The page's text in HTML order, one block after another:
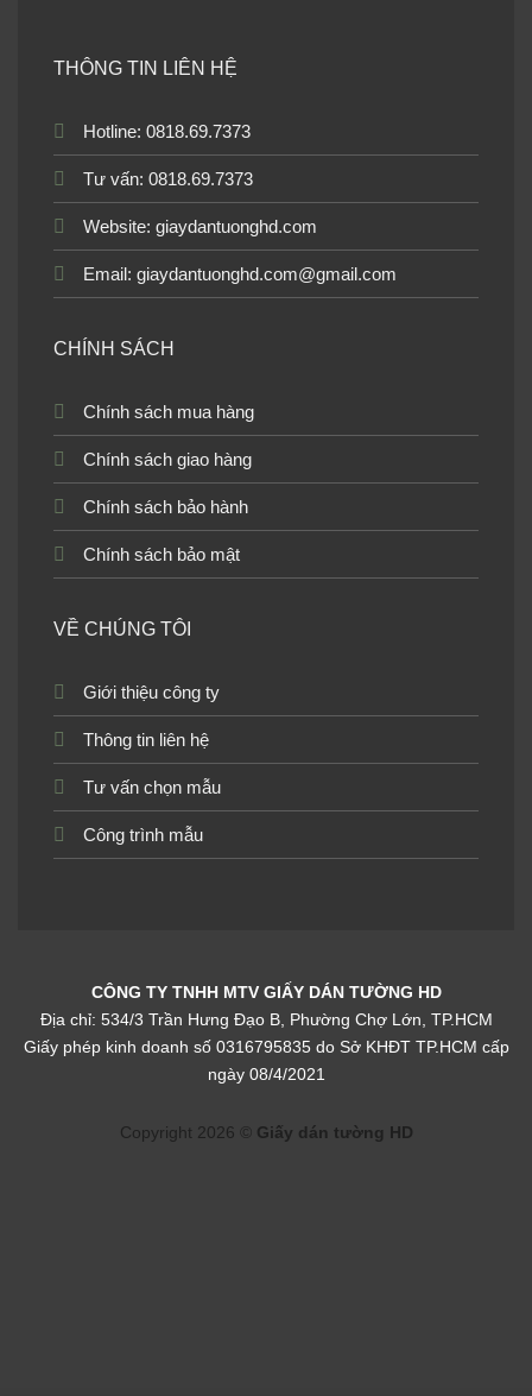
THÔNG TIN LIÊN HỆ
Hotline: 0818.69.7373
Tư vấn: 0818.69.7373
Website: giaydantuonghd.com
Email: giaydantuonghd.com@gmail.com
CHÍNH SÁCH
Chính sách mua hàng
Chính sách giao hàng
Chính sách bảo hành
Chính sách bảo mật
VỀ CHÚNG TÔI
Giới thiệu công ty
Thông tin liên hệ
Tư vấn chọn mẫu
Công trình mẫu
CÔNG TY TNHH MTV GIẤY DÁN TƯỜNG HD
Địa chỉ: 534/3 Trần Hưng Đạo B, Phường Chợ Lớn, TP.HCM
Giấy phép kinh doanh số 0316795835 do Sở KHĐT TP.HCM cấp
ngày 08/4/2021
Copyright 2026 © Giấy dán tường HD